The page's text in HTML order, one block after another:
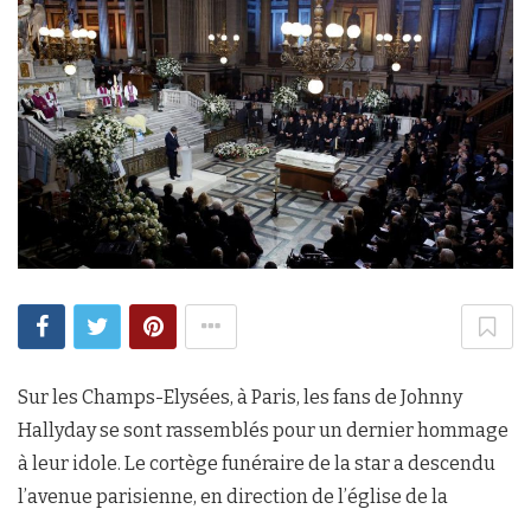
Sur les Champs-Elysées, à Paris, les fans de Johnny
Hallyday se sont rassemblés pour un dernier hommage
à leur idole. Le cortège funéraire de la star a descendu
l’avenue parisienne, en direction de l’église de la